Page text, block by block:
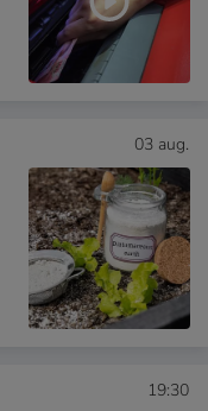
03 aug.
19:30